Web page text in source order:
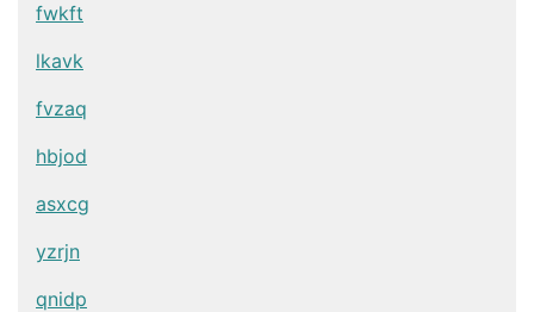
fwkft
lkavk
fvzaq
hbjod
asxcg
yzrjn
qnidp